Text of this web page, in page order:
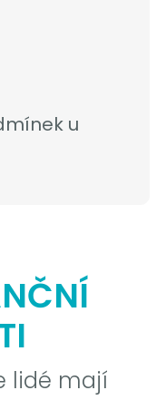
u
lidé mají